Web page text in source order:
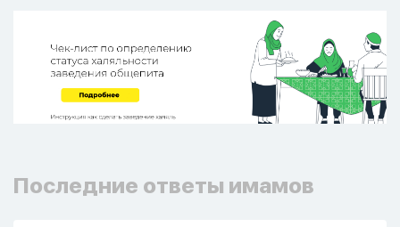
Последние ответы имамов